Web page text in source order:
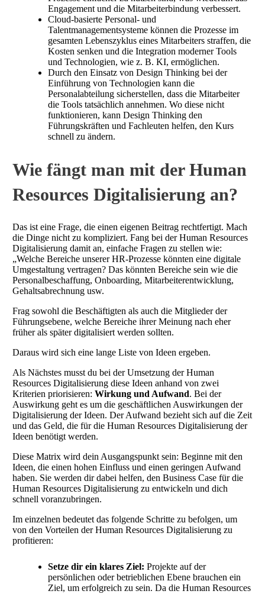
Engagement und die Mitarbeiterbindung verbessert.
Cloud-basierte Personal- und
Talentmanagementsysteme können die Prozesse im
gesamten Lebenszyklus eines Mitarbeiters straffen, die
Kosten senken und die Integration moderner Tools
und Technologien, wie z. B. KI, ermöglichen.
Durch den Einsatz von Design Thinking bei der
Einführung von Technologien kann die
Personalabteilung sicherstellen, dass die Mitarbeiter
die Tools tatsächlich annehmen. Wo diese nicht
funktionieren, kann Design Thinking den
Führungskräften und Fachleuten helfen, den Kurs
schnell zu ändern.
Wie fängt man mit der Human
Resources Digitalisierung an?
Das ist eine Frage, die einen eigenen Beitrag rechtfertigt. Mach
die Dinge nicht zu kompliziert. Fang bei der Human Resources
Digitalisierung damit an, einfache Fragen zu stellen wie:
„Welche Bereiche unserer HR-Prozesse könnten eine digitale
Umgestaltung vertragen? Das könnten Bereiche sein wie die
Personalbeschaffung, Onboarding, Mitarbeiterentwicklung,
Gehaltsabrechnung usw.
Frag sowohl die Beschäftigten als auch die Mitglieder der
Führungsebene, welche Bereiche ihrer Meinung nach eher
früher als später digitalisiert werden sollten.
Daraus wird sich eine lange Liste von Ideen ergeben.
Als Nächstes musst du bei der Umsetzung der Human
Resources Digitalisierung diese Ideen anhand von zwei
Kriterien priorisieren: Wirkung und Aufwand. Bei der
Auswirkung geht es um die geschäftlichen Auswirkungen der
Digitalisierung der Ideen. Der Aufwand bezieht sich auf die Zeit
und das Geld, die für die Human Resources Digitalisierung der
Ideen benötigt werden.
Diese Matrix wird dein Ausgangspunkt sein: Beginne mit den
Ideen, die einen hohen Einfluss und einen geringen Aufwand
haben. Sie werden dir dabei helfen, den Business Case für die
Human Resources Digitalisierung zu entwickeln und dich
schnell voranzubringen.
Im einzelnen bedeutet das folgende Schritte zu befolgen, um
von den Vorteilen der Human Resources Digitalisierung zu
profitieren:
Setze dir ein klares Ziel: Projekte auf der
persönlichen oder betrieblichen Ebene brauchen ein
Ziel, um erfolgreich zu sein. Da die Human Resources